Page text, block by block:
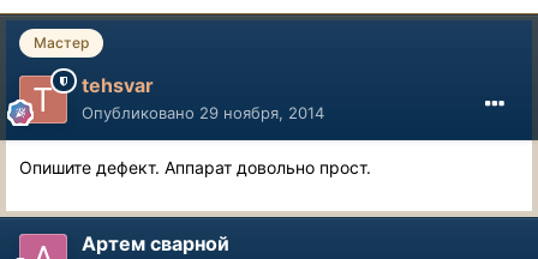
Мастер
tehsvar
Опубликовано 29 ноября, 2014
Опишите дефект. Аппарат довольно прост.
Артем сварной